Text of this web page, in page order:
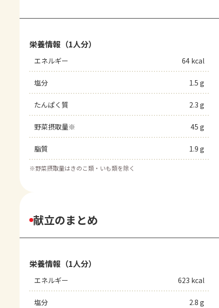
栄養情報（1人分）
エネルギー 64 kcal
塩分 1.5 g
たんぱく質 2.3 g
野菜摂取量※ 45 g
脂質 1.9 g
※野菜摂取量はきのこ類・いも類を除く
献立のまとめ
栄養情報（1人分）
エネルギー 623 kcal
塩分 2.8 g